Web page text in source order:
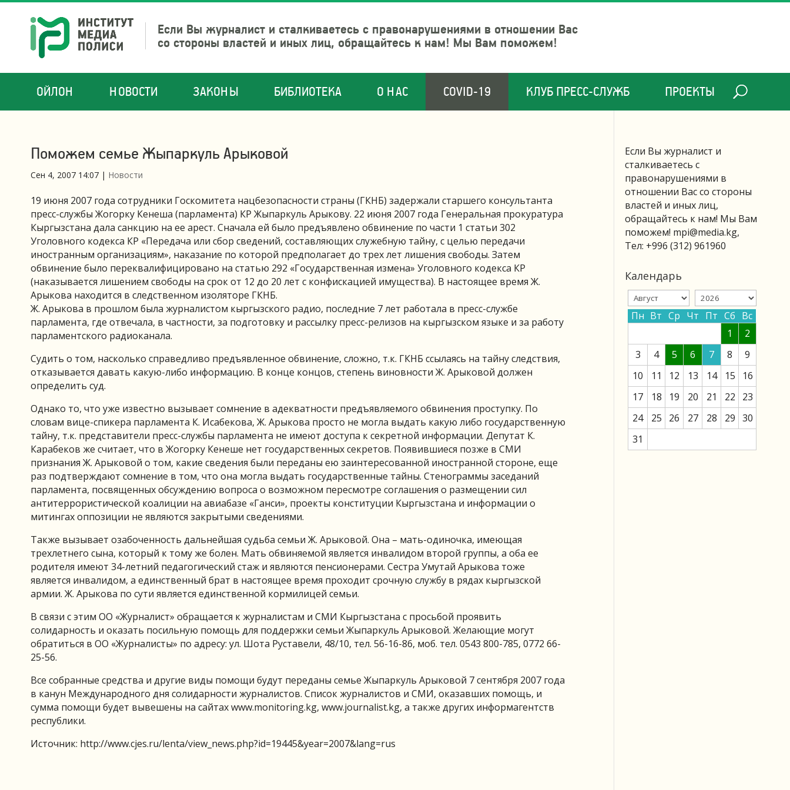
Если Вы журналист и сталкиваетесь с правонарушениями в отношении Вас
со стороны властей и иных лиц, обращайтесь к нам! Мы Вам поможем!
ОЙЛОН НОВОСТИ ЗАКОНЫ БИБЛИОТЕКА О НАС COVID-19 КЛУБ ПРЕСС-СЛУЖБ ПРОЕКТЫ
Поможем семье Жыпаркуль Арыковой
Сен 4, 2007 14:07 | Новости
19 июня 2007 года сотрудники Госкомитета нацбезопасности страны (ГКНБ) задержали старшего консультанта
пресс-службы Жогорку Кенеша (парламента) КР Жыпаркуль Арыкову. 22 июня 2007 года Генеральная прокуратура
Кыргызстана дала санкцию на ее арест. Сначала ей было предъявлено обвинение по части 1 статьи 302
Уголовного кодекса КР «Передача или сбор сведений, составляющих служебную тайну, с целью передачи
иностранным организациям», наказание по которой предполагает до трех лет лишения свободы. Затем
обвинение было переквалифицировано на статью 292 «Государственная измена» Уголовного кодекса КР
(наказывается лишением свободы на срок от 12 до 20 лет с конфискацией имущества). В настоящее время Ж.
Арыкова находится в следственном изоляторе ГКНБ.
Ж. Арыкова в прошлом была журналистом кыргызского радио, последние 7 лет работала в пресс-службе
парламента, где отвечала, в частности, за подготовку и рассылку пресс-релизов на кыргызском языке и за работу
парламентского радиоканала.
Судить о том, насколько справедливо предъявленное обвинение, сложно, т.к. ГКНБ ссылаясь на тайну следствия,
отказывается давать какую-либо информацию. В конце концов, степень виновности Ж. Арыковой должен
определить суд.
Однако то, что уже известно вызывает сомнение в адекватности предъявляемого обвинения проступку. По
словам вице-спикера парламента К. Исабекова, Ж. Арыкова просто не могла выдать какую либо государственную
тайну, т.к. представители пресс-службы парламента не имеют доступа к секретной информации. Депутат К.
Карабеков же считает, что в Жогорку Кенеше нет государственных секретов. Появившиеся позже в СМИ
признания Ж. Арыковой о том, какие сведения были переданы ею заинтересованной иностранной стороне, еще
раз подтверждают сомнение в том, что она могла выдать государственные тайны. Стенограммы заседаний
парламента, посвященных обсуждению вопроса о возможном пересмотре соглашения о размещении сил
антитеррористической коалиции на авиабазе «Ганси», проекты конституции Кыргызстана и информации о
митингах оппозиции не являются закрытыми сведениями.
Также вызывает озабоченность дальнейшая судьба семьи Ж. Арыковой. Она – мать-одиночка, имеющая
трехлетнего сына, который к тому же болен. Мать обвиняемой является инвалидом второй группы, а оба ее
родителя имеют 34-летний педагогический стаж и являются пенсионерами. Сестра Умутай Арыкова тоже
является инвалидом, а единственный брат в настоящее время проходит срочную службу в рядах кыргызской
армии. Ж. Арыкова по сути является единственной кормилицей семьи.
В связи с этим ОО «Журналист» обращается к журналистам и СМИ Кыргызстана с просьбой проявить
солидарность и оказать посильную помощь для поддержки семьи Жыпаркуль Арыковой. Желающие могут
обратиться в ОО «Журналисты» по адресу: ул. Шота Руставели, 48/10, тел. 56-16-86, моб. тел. 0543 800-785, 0772 66-
25-56.
Все собранные средства и другие виды помощи будут переданы семье Жыпаркуль Арыковой 7 сентября 2007 года
в канун Международного дня солидарности журналистов. Список журналистов и СМИ, оказавших помощь, и
сумма помощи будет вывешены на сайтах www.monitoring.kg, www.journalist.kg, а также других информагентств
республики.
Источник: http://www.cjes.ru/lenta/view_news.php?id=19445&year=2007&lang=rus
Если Вы журналист и
сталкиваетесь с
правонарушениями в
отношении Вас со стороны
властей и иных лиц,
обращайтесь к нам! Мы Вам
поможем! mpi@media.kg,
Тел: +996 (312) 961960
Календарь
Пн Вт Ср Чт Пт Сб Вс
1
2
3
4 5 6 7 8
9
10
11 12 13 14 15
16
17
18 19 20 21 22
23
24
25 26 27 28 29 30
31